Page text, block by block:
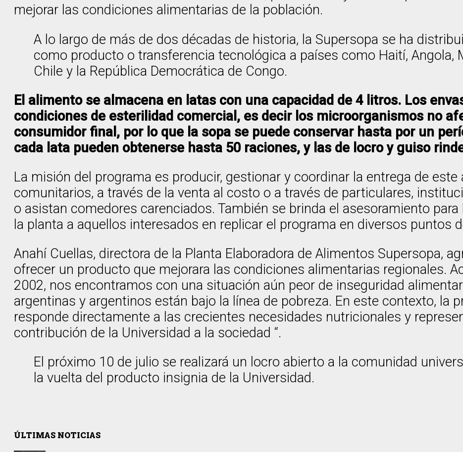
mejorar las condiciones alimentarias de la población.
A lo largo de más de dos décadas de historia, la Supersopa se ha
como producto o transferencia tecnológica a países como Haití, Angola,
Chile y la República Democrática de Congo.
El alimento se almacena en latas con una capacidad de 4 litros. Los
condiciones de esterilidad comercial, es decir los microorganismos no
consumidor final, por lo que la sopa se puede conservar hasta por un
cada lata pueden obtenerse hasta 50 raciones, y las de locro y guiso
La misión del programa es producir, gestionar y coordinar la entrega de
comunitarios, a través de la venta al costo o a través de particulares,
o asistan comedores carenciados. También se brinda el asesoramiento
la planta a aquellos interesados en replicar el programa en diversos puntos
Anahí Cuellas, directora de la Planta Elaboradora de Alimentos Supersopa,
ofrecer un producto que mejorara las condiciones alimentarias regionales.
2002, nos encontramos con una situación aún peor de inseguridad
argentinas y argentinos están bajo la línea de pobreza. En este contexto, la
responde directamente a las crecientes necesidades nutricionales y
contribución de la Universidad a la sociedad “.
El próximo 10 de julio se realizará un locro abierto a la comunidad
la vuelta del producto insignia de la Universidad.
ÚLTIMAS NOTICIAS